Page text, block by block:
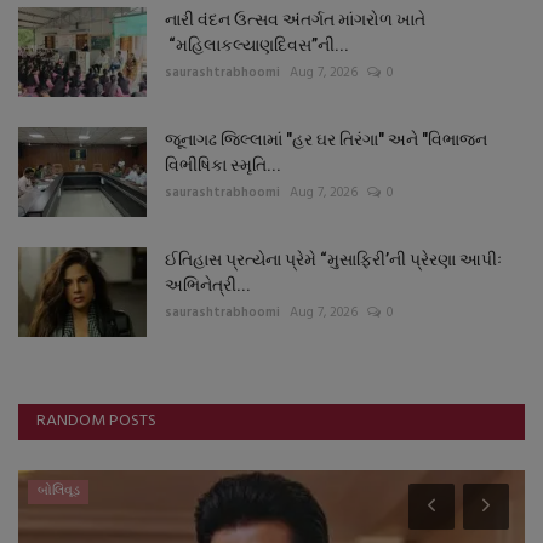
નારી વંદન ઉત્સવ અંતર્ગત માંગરોળ ખાતે
“મહિલાકલ્યાણદિવસ”ની...
saurashtrabhoomi Aug 7, 2026 0
જૂનાગઢ જિલ્લામાં "હર ઘર તિરંગા" અને "વિભાજન
વિભીષિકા સ્મૃતિ...
saurashtrabhoomi Aug 7, 2026 0
ઈતિહાસ પ્રત્યેના પ્રેમે “મુસાફિરી’ની પ્રેરણા આપીઃ
અભિનેત્રી...
saurashtrabhoomi Aug 7, 2026 0
RANDOM POSTS
બોલિવૂડ